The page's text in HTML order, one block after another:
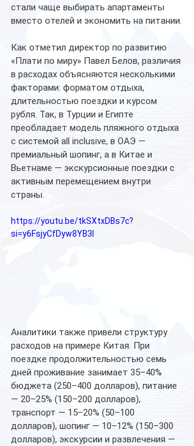
стали чаще выбирать апартаменты
вместо отелей и экономить на питании.
Как отметил директор по развитию
«Плати по миру» Павел Белов, различия
в расходах объясняются несколькими
факторами: форматом отдыха,
длительностью поездки и курсом
рубля. Так, в Турции и Египте
преобладает модель пляжного отдыха
с системой all inclusive, в ОАЭ —
премиальный шопинг, а в Китае и
Вьетнаме — экскурсионные поездки с
активным перемещением внутри
страны.
https://youtu.be/tkSXtxDBs7c?
si=y6FsjyCfDyw8YB3l
Аналитики также привели структуру
расходов на примере Китая. При
поездке продолжительностью семь
дней проживание занимает 35–40%
бюджета (250–400 долларов), питание
— 20–25% (150–200 долларов),
транспорт — 15–20% (50–100
долларов), шопинг — 10–12% (150–300
долларов), экскурсии и развлечения —